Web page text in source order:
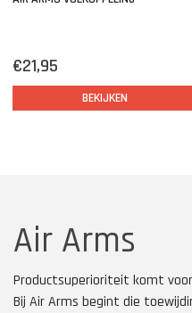
€21,95
BEKIJKEN
Air Arms
Productsuperioriteit komt
Bij Air Arms begint die